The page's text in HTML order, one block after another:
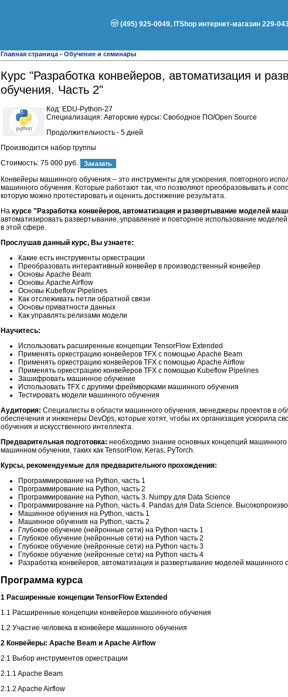
(495) 925-0049, ITShop интернет-магазин 229-
Главная страница - Обучение и семинары
Курс "Разработка конвейеров, автоматизация и
обучения. Часть 2"
Код: EDU-Python-27
Специализация: Авторские курсы: Свободное ПО/Open Source
Продолжительность - 5 дней
Производится набор группы
Стоимость: 75 000 руб.
Конвейеры машинного обучения – это инструменты для ускорения, повторного
машинного обучения. Которые работают так, что позволяют преобразовывать и
которую можно протестировать и оценить достижение результата.
На курсе "Разработка конвейеров, автоматизация и развертывание моделей
автоматизировать развертывание, управление и повторное использование
в этой сфере.
Прослушав данный курс, Вы узнаете:
Какие есть инструменты оркестрации
Преобразовать интерактивный конвейер в производственный конвейер
Основы Apache Beam
Основы Apache Airflow
Основы Kubeflow Pipelines
Как отслеживать петли обратной связи
Основы приватности данных
Как управлять релизами модели
Научитесь:
Использовать расширенные концепции TensorFlow Extended
Применять оркестрацию конвейеров TFX с помощью Apache Beam
Применять оркестрацию конвейеров TFX с помощью Apache Airflow
Применять оркестрацию конвейеров TFX с помощью Kubeflow Pipelines
Зашифровать машинное обучение
Использовать TFX с другими фреймворками машинного обучения
Тестировать модели машинного обучения
Аудитория: Специалисты в области машинного обучения, менеджеры проектов в
обеспечения и инженеры DevOps, которые хотят, чтобы их организация ускорила
обучения и искусственного интеллекта.
Предварительная подготовка: необходимо знание основных концепций
машинном обучении, таких как TensorFlow, Keras, PyTorch.
Курсы, рекомендуемые для предварительного прохождения:
Программирование на Python, часть 1
Программирование на Python, часть 2
Программирование на Python, часть 3. Numpy для Data Science
Программирование на Python, часть 4. Pandas для Data Science.
Машинное обучения на Python, часть 1
Машинное обучения на Python, часть 2
Глубокое обучение (нейронные сети) на Python часть 1
Глубокое обучение (нейронные сети) на Python часть 2
Глубокое обучение (нейронные сети) на Python часть 3
Глубокое обучение (нейронные сети) на Python часть 4
Разработка конвейеров, автоматизация и развертывание моделей машинного
Программа курса
1 Расширенные концепции TensorFlow Extended
1.1 Расширенные концепции конвейеров машинного обучения
1.2 Участие человека в конвейере машинного обучения
2 Конвейеры: Apache Beam и Apache Airflow
2.1 Выбор инструментов оркестрации
2.1.1 Apache Beam
2.1.2 Apache Airflow